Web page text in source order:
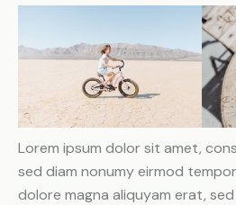
Lorem ipsum dolor sit amet,
sed diam nonumy eirmod
dolore magna aliquyam erat,